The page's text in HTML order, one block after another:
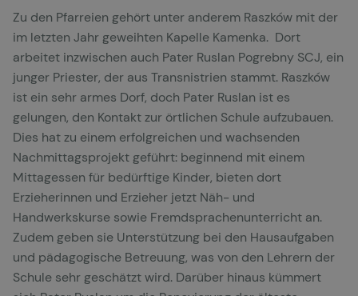
Zu den Pfarreien gehört unter anderem Raszków mit der
im letzten Jahr geweihten Kapelle Kamenka. Dort
arbeitet inzwischen auch Pater Ruslan Pogrebny SCJ, ein
junger Priester, der aus Transnistrien stammt. Raszków
ist ein sehr armes Dorf, doch Pater Ruslan ist es
gelungen, den Kontakt zur örtlichen Schule aufzubauen.
Dies hat zu einem erfolgreichen und wachsenden
Nachmittagsprojekt geführt: beginnend mit einem
Mittagessen für bedürftige Kinder, bieten dort
Erzieherinnen und Erzieher jetzt Näh- und
Handwerkskurse sowie Fremdsprachenunterricht an.
Zudem geben sie Unterstützung bei den Hausaufgaben
und pädagogische Betreuung, was von den Lehrern der
Schule sehr geschätzt wird. Darüber hinaus kümmert